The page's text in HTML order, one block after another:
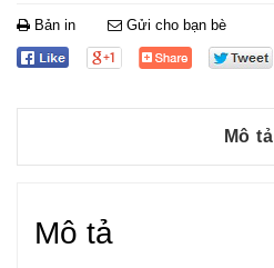
Bản in Gửi cho bạn bè
Mô tả
Mô tả